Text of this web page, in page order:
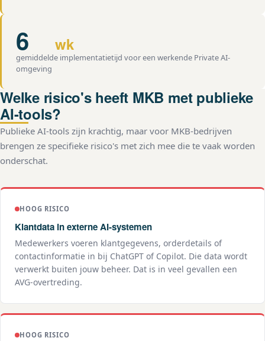
6 wk
gemiddelde implementatietijd voor een werkende Private AI-
omgeving
Welke risico's heeft MKB met publieke
AI-tools?
Publieke AI-tools zijn krachtig, maar voor MKB-bedrijven
brengen ze specifieke risico's met zich mee die te vaak worden
onderschat.
HOOG RISICO
Klantdata in externe AI-systemen
Medewerkers voeren klantgegevens, orderdetails of
contactinformatie in bij ChatGPT of Copilot. Die data wordt
verwerkt buiten jouw beheer. Dat is in veel gevallen een
AVG-overtreding.
HOOG RISICO